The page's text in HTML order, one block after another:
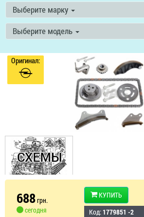
Выберите марку
Выберите модель
Оригинал:
688грн.
сегодня
КУПИТЬ
Код: 1779851 -2